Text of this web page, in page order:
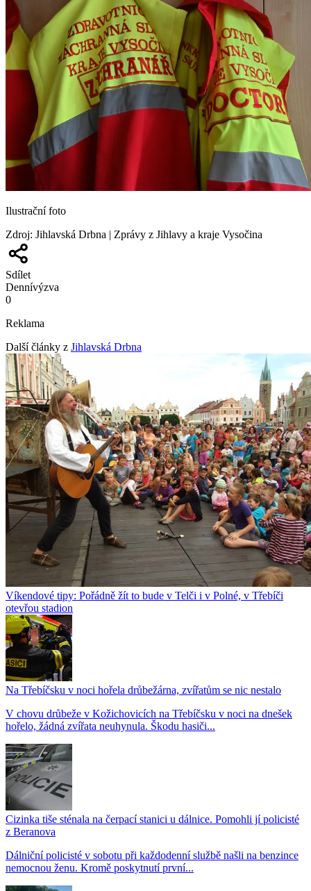
Ilustrační foto
Zdroj: Jihlavská Drbna | Zprávy z Jihlavy a kraje Vysočina
Sdílet
Dennívýzva
0
Reklama
Další články z Jihlavská Drbna
Víkendové tipy: Pořádně žít to bude v Telči i v Polné, v Třebíči
otevřou stadion
Na Třebíčsku v noci hořela drůbežárna, zvířatům se nic nestalo
V chovu drůbeže v Kožichovicích na Třebíčsku v noci na dnešek
hořelo, žádná zvířata neuhynula. Škodu hasiči...
Cizinka tiše sténala na čerpací stanici u dálnice. Pomohli jí policisté
z Beranova
Dálniční policisté v sobotu při každodenní službě našli na benzince
nemocnou ženu. Kromě poskytnutí první...